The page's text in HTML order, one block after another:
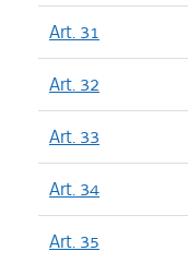
Art. 31
Art. 32
Art. 33
Art. 34
Art. 35